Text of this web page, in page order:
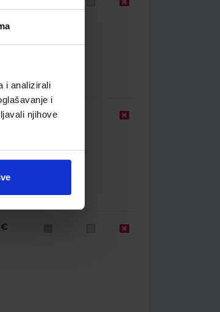
i analizirali
i
njihove
€